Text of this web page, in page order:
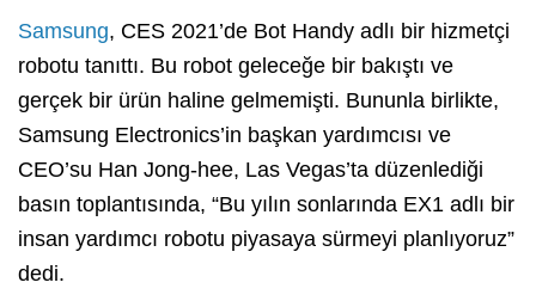
Samsung, CES 2021’de Bot Handy adlı bir hizmetçi
robotu tanıttı. Bu robot geleceğe bir bakıştı ve
gerçek bir ürün haline gelmemişti. Bununla birlikte,
Samsung Electronics’in başkan yardımcısı ve
CEO’su Han Jong-hee, Las Vegas’ta düzenlediği
basın toplantısında, “Bu yılın sonlarında EX1 adlı bir
insan yardımcı robotu piyasaya sürmeyi planlıyoruz”
dedi.